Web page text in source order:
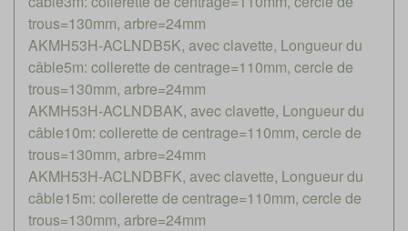
trous=130mm, arbre=24mm
AKMH53H-ACLNDB5K, avec clavette, Longueur du
câble5m: collerette de centrage=110mm, cercle de
trous=130mm, arbre=24mm
AKMH53H-ACLNDBAK, avec clavette, Longueur du
câble10m: collerette de centrage=110mm, cercle de
trous=130mm, arbre=24mm
AKMH53H-ACLNDBFK, avec clavette, Longueur du
câble15m: collerette de centrage=110mm, cercle de
trous=130mm, arbre=24mm